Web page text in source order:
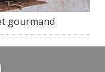
gourmand